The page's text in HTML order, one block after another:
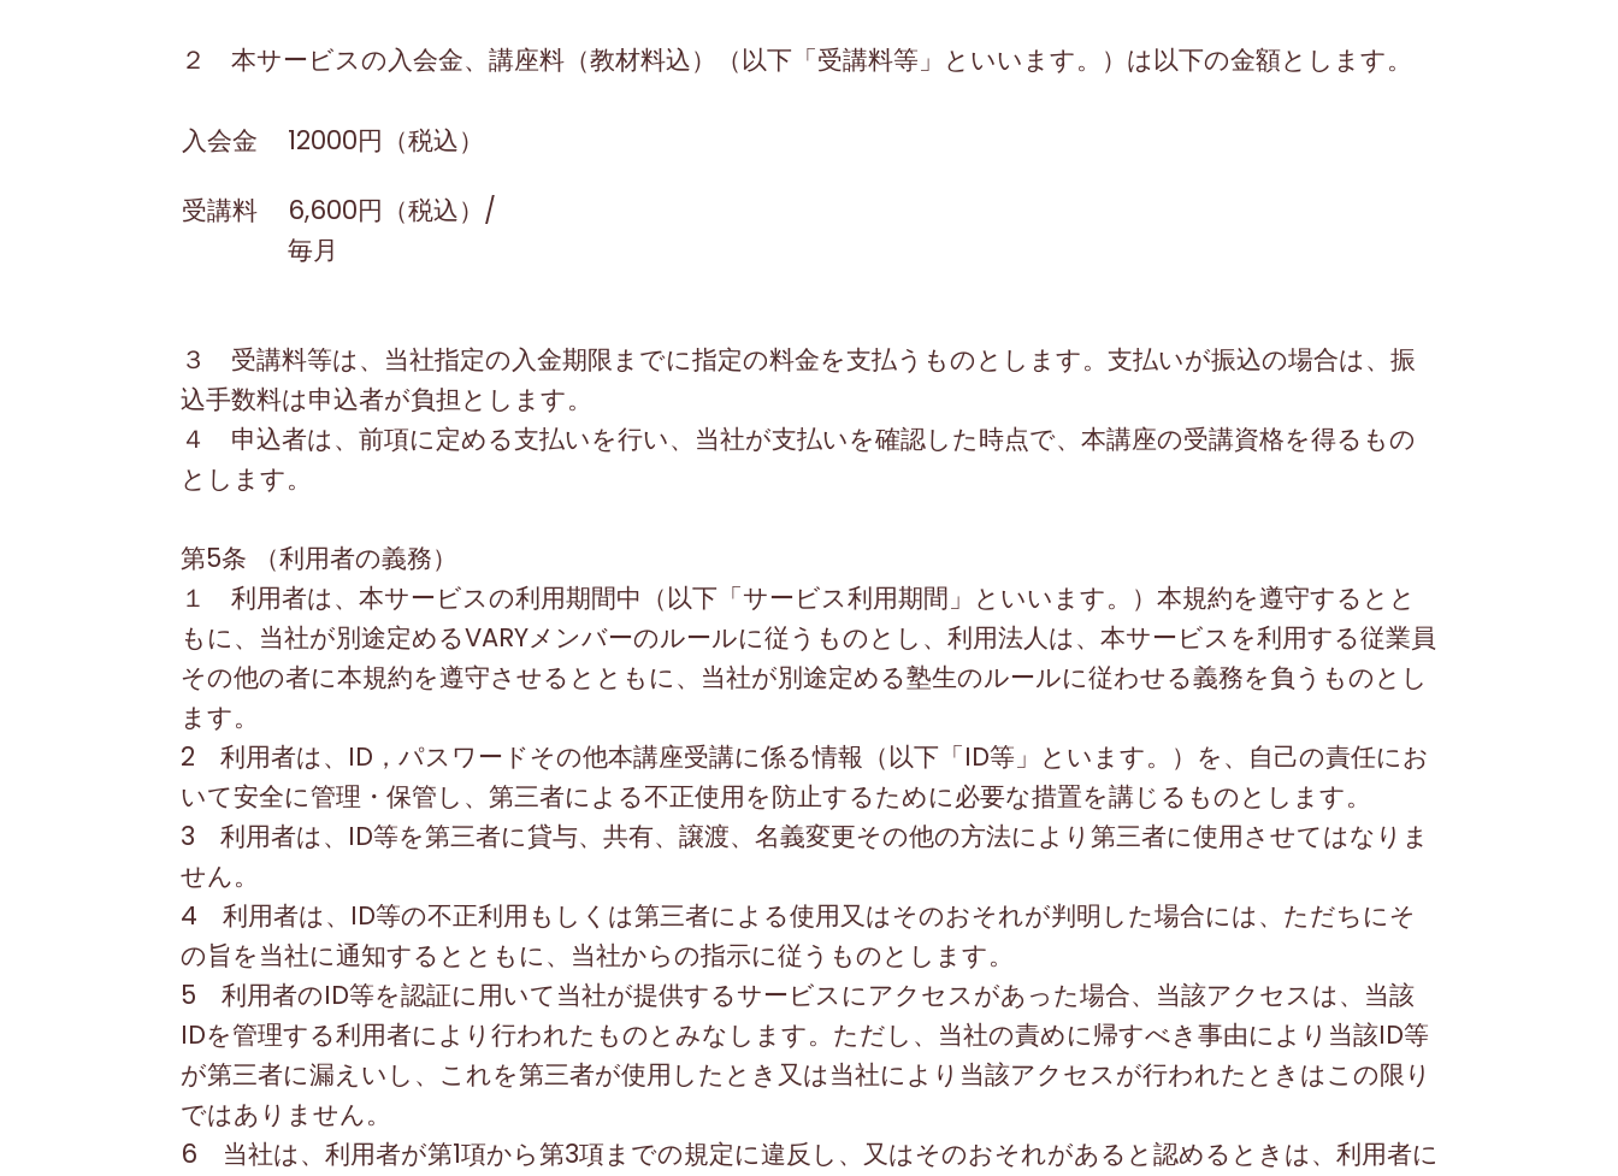
２ 本サービスの入会金、講座料（教材料込）（以下「受講料等」といいます。）は以下の金額とします。
入会金
12000円（税込）
受講料
6,600円（税込） /
毎月
３ 受講料等は、当社指定の入金期限までに指定の料金を支払うものとします。支払いが振込の場合は、振
込手数料は申込者が負担とします。
４ 申込者は、前項に定める支払いを行い、当社が支払いを確認した時点で、本講座の受講資格を得るもの
とします。
第5条 （利用者の義務）
１ 利用者は、本サービスの利用期間中（以下「サービス利用期間」といいます。）本規約を遵守するとと
もに、当社が別途定めるVARYメンバーのルールに従うものとし、利用法人は、本サービスを利用する従業員
その他の者に本規約を遵守させるとともに、当社が別途定める塾生のルールに従わせる義務を負うものとし
ます。
2 利用者は、 ID ，パスワードその他本講座受講に係る情報（以下「ID等」といます。）を、自己の責任にお
いて安全に管理・保管し、第三者による不正使用を防止するために必要な措置を講じるものとします。
3 利用者は、 ID等を第三者に貸与、共有、譲渡、名義変更その他の方法により第三者に使用させてはなりま
せん。
4 利用者は、 ID等の不正利用もしくは第三者による使用又はそのおそれが判明した場合には、ただちにそ
の旨を当社に通知するとともに、当社からの指示に従うものとします。
5 利用者のID等を認証に用いて当社が提供するサービスにアクセスがあった場合、当該アクセスは、当該
IDを管理する利用者により行われたものとみなします。ただし、当社の責めに帰すべき事由により当該ID等
が第三者に漏えいし、これを第三者が使用したとき又は当社により当該アクセスが行われたときはこの限り
ではありません。
6 当社は、利用者が第1項から第3項までの規定に違反し、又はそのおそれがあると認めるときは、利用者に